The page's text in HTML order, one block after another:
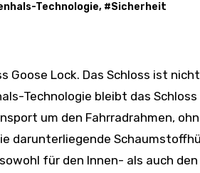
Technologie, #Sicherheit
Technologie bleibt das Schloss
um den Fahrradrahmen,
darunterliegende
für den Innen- als auch den